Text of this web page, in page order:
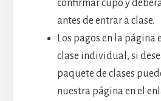
confirmar cupo y
antes de entrar a clase.
Los pagos en la página
clase individual, si
paquete de clases
nuestra página en el